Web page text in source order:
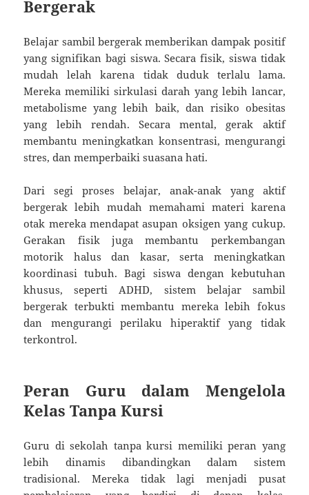
Bergerak
Belajar sambil bergerak memberikan dampak positif
yang signifikan bagi siswa. Secara fisik, siswa tidak
mudah lelah karena tidak duduk terlalu lama.
Mereka memiliki sirkulasi darah yang lebih lancar,
metabolisme yang lebih baik, dan risiko obesitas
yang lebih rendah. Secara mental, gerak aktif
membantu meningkatkan konsentrasi, mengurangi
stres, dan memperbaiki suasana hati.
Dari segi proses belajar, anak-anak yang aktif
bergerak lebih mudah memahami materi karena
otak mereka mendapat asupan oksigen yang cukup.
Gerakan fisik juga membantu perkembangan
motorik halus dan kasar, serta meningkatkan
koordinasi tubuh. Bagi siswa dengan kebutuhan
khusus, seperti ADHD, sistem belajar sambil
bergerak terbukti membantu mereka lebih fokus
dan mengurangi perilaku hiperaktif yang tidak
terkontrol.
Peran Guru dalam Mengelola
Kelas Tanpa Kursi
Guru di sekolah tanpa kursi memiliki peran yang
lebih dinamis dibandingkan dalam sistem
tradisional. Mereka tidak lagi menjadi pusat